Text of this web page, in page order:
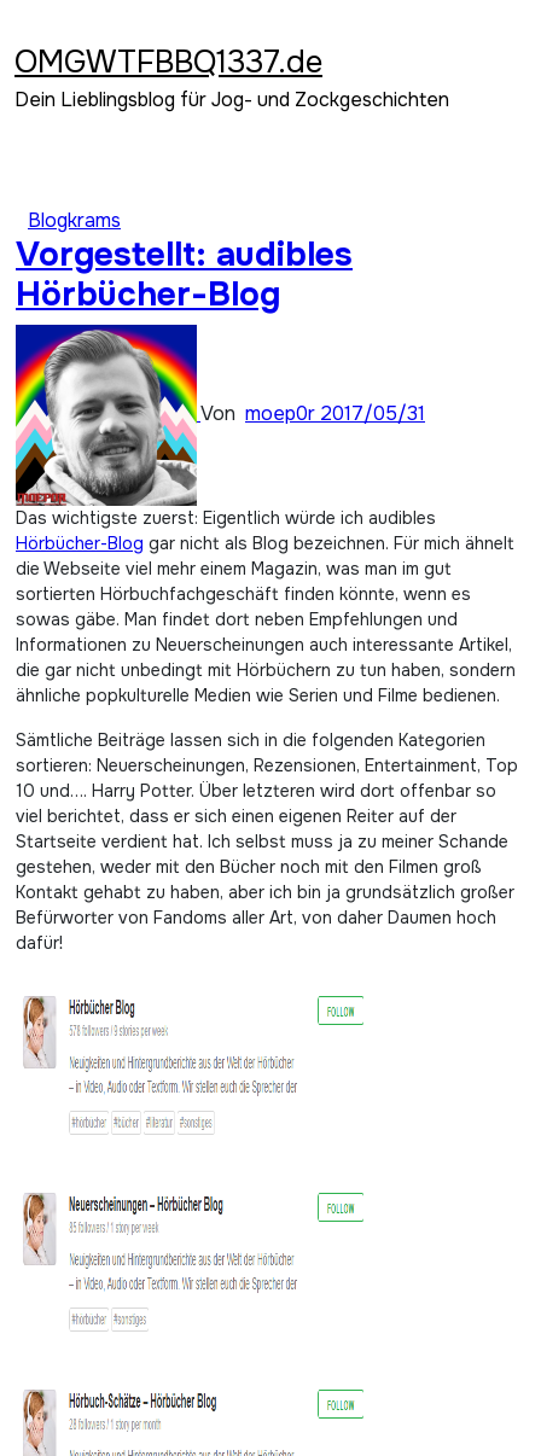
springen
OMGWTFBBQ1337.de
Dein Lieblingsblog für Jog- und Zockgeschichten
Blogkrams
Vorgestellt: audibles
Hörbücher-Blog
Von moep0r 2017/05/31
Das wichtigste zuerst: Eigentlich würde ich audibles
Hörbücher-Blog gar nicht als Blog bezeichnen. Für mich ähnelt
die Webseite viel mehr einem Magazin, was man im gut
sortierten Hörbuchfachgeschäft finden könnte, wenn es
sowas gäbe. Man findet dort neben Empfehlungen und
Informationen zu Neuerscheinungen auch interessante Artikel,
die gar nicht unbedingt mit Hörbüchern zu tun haben, sondern
ähnliche popkulturelle Medien wie Serien und Filme bedienen.
Sämtliche Beiträge lassen sich in die folgenden Kategorien
sortieren: Neuerscheinungen, Rezensionen, Entertainment, Top
10 und…. Harry Potter. Über letzteren wird dort offenbar so
viel berichtet, dass er sich einen eigenen Reiter auf der
Startseite verdient hat. Ich selbst muss ja zu meiner Schande
gestehen, weder mit den Bücher noch mit den Filmen groß
Kontakt gehabt zu haben, aber ich bin ja grundsätzlich großer
Befürworter von Fandoms aller Art, von daher Daumen hoch
dafür!